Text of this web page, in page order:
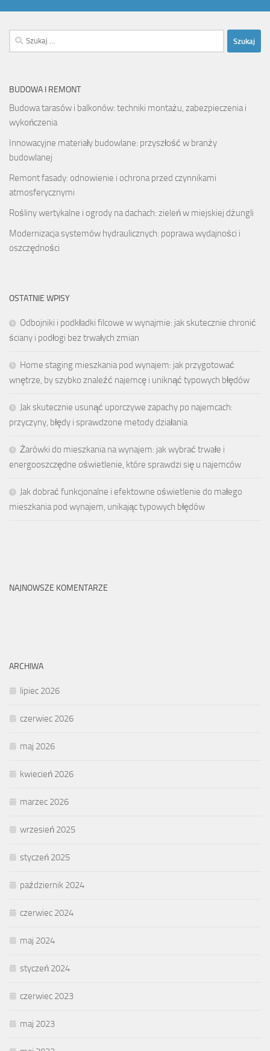
Szukaj:
BUDOWA I REMONT
Budowa tarasów i balkonów: techniki montażu, zabezpieczenia i
wykończenia
Innowacyjne materiały budowlane: przyszłość w branży
budowlanej
Remont fasady: odnowienie i ochrona przed czynnikami
atmosferycznymi
Rośliny wertykalne i ogrody na dachach: zieleń w miejskiej dżungli
Modernizacja systemów hydraulicznych: poprawa wydajności i
oszczędności
OSTATNIE WPISY
Odbojniki i podkładki filcowe w wynajmie: jak skutecznie chronić
ściany i podłogi bez trwałych zmian
Home staging mieszkania pod wynajem: jak przygotować
wnętrze, by szybko znaleźć najemcę i uniknąć typowych błędów
Jak skutecznie usunąć uporczywe zapachy po najemcach:
przyczyny, błędy i sprawdzone metody działania
Żarówki do mieszkania na wynajem: jak wybrać trwałe i
energooszczędne oświetlenie, które sprawdzi się u najemców
Jak dobrać funkcjonalne i efektowne oświetlenie do małego
mieszkania pod wynajem, unikając typowych błędów
NAJNOWSZE KOMENTARZE
ARCHIWA
lipiec 2026
czerwiec 2026
maj 2026
kwiecień 2026
marzec 2026
wrzesień 2025
styczeń 2025
październik 2024
czerwiec 2024
maj 2024
styczeń 2024
czerwiec 2023
maj 2023